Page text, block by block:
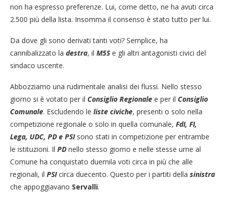
non ha espresso preferenze. Lui, come detto, ne ha avuti circa
2.500 più della lista. Insomma il consenso è stato tutto per lui.
Da dove gli sono derivati tanti voti? Semplice, ha
cannibalizzato la destra, il M5Se gli altri antagonisti civici del
sindaco uscente.
Abbozziamo una rudimentale analisi dei flussi. Nello stesso
giorno si è votato per il Consiglio Regionale e per il Consiglio
Comunale. Escludendo le liste civiche, presenti o solo nella
competizione regionale o solo in quella comunale, FdI, FI,
Lega, UDC, PD e PSI sono stati in competizione per entrambe
le istituzioni. Il PD nello stesso giorno e nelle stesse urne al
Comune ha conquistato duemila voti circa in più che alle
regionali, il PSIcirca duecento. Questo per i partiti della sinistra
che appoggiavano Servalli.